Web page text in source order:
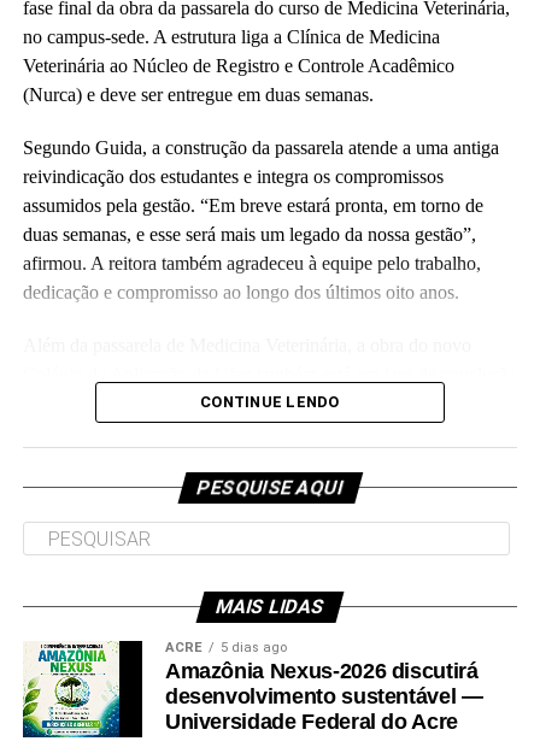
administrativos, estudantes e representantes da construtora
responsável pela obra.
(Fhagner Soares, estagiário Ascom/Ufac)
fase final da obra da passarela do curso de Medicina Veterinária,
no campus-sede. A estrutura liga a Clínica de Medicina
Veterinária ao Núcleo de Registro e Controle Acadêmico
(Nurca) e deve ser entregue em duas semanas.
Segundo Guida, a construção da passarela atende a uma antiga
reivindicação dos estudantes e integra os compromissos
assumidos pela gestão. “Em breve estará pronta, em torno de
duas semanas, e esse será mais um legado da nossa gestão”,
afirmou. A reitora também agradeceu à equipe pelo trabalho,
dedicação e compromisso ao longo dos últimos oito anos.
e deve ser entregue em breve.CONTINUE LENDO
PESQUISE AQUI
MAIS LIDAS
ACRE 5 dias ago
Amazônia Nexus-2026 discutirá
desenvolvimento sustentável —
Universidade Federal do Acre